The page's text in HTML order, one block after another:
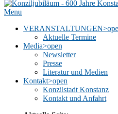
Menu
VERANSTALTUNGEN
Aktuelle Termine
Media>open
Newsletter
Presse
Literatur und Medien
Kontakt>open
Konzilstadt Konstanz
Kontakt und Anfahrt